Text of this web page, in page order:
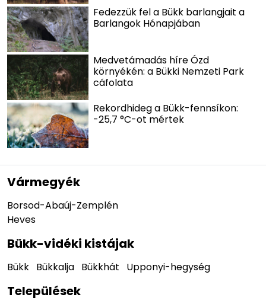
Fedezzük fel a Bükk barlangjait a
Barlangok Hónapjában
Medvetámadás híre Ózd
környékén: a Bükki Nemzeti Park
cáfolata
Rekordhideg a Bükk-fennsíkon:
-25,7 °C-ot mértek
Vármegyék
Borsod-Abaúj-Zemplén
Heves
Bükk-vidéki kistájak
Bükk Bükkalja Bükkhát Upponyi-hegység
Települések